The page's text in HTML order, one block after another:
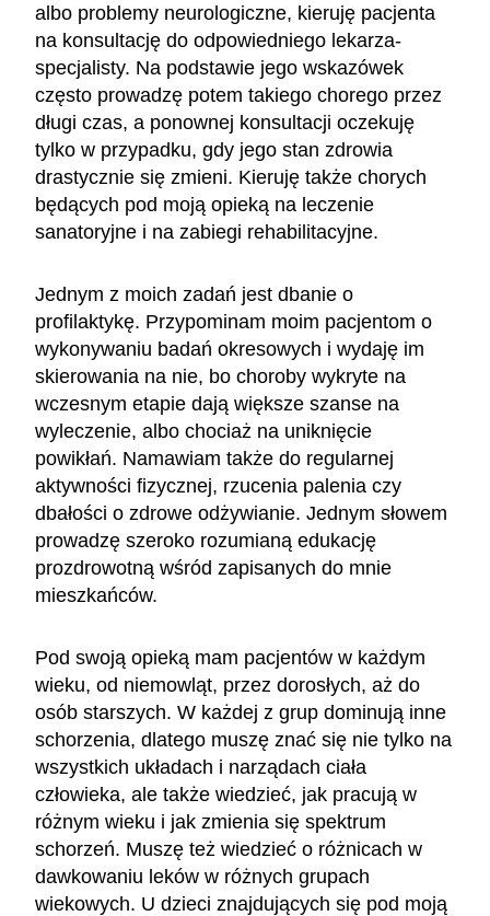
albo problemy neurologiczne, kieruję pacjenta
na konsultację do odpowiedniego lekarza-
specjalisty. Na podstawie jego wskazówek
często prowadzę potem takiego chorego przez
długi czas, a ponownej konsultacji oczekuję
tylko w przypadku, gdy jego stan zdrowia
drastycznie się zmieni. Kieruję także chorych
będących pod moją opieką na leczenie
sanatoryjne i na zabiegi rehabilitacyjne.
Jednym z moich zadań jest dbanie o
profilaktykę. Przypominam moim pacjentom o
wykonywaniu badań okresowych i wydaję im
skierowania na nie, bo choroby wykryte na
wczesnym etapie dają większe szanse na
wyleczenie, albo chociaż na uniknięcie
powikłań. Namawiam także do regularnej
aktywności fizycznej, rzucenia palenia czy
dbałości o zdrowe odżywianie. Jednym słowem
prowadzę szeroko rozumianą edukację
prozdrowotną wśród zapisanych do mnie
mieszkańców.
Pod swoją opieką mam pacjentów w każdym
wieku, od niemowląt, przez dorosłych, aż do
osób starszych. W każdej z grup dominują inne
schorzenia, dlatego muszę znać się nie tylko na
wszystkich układach i narządach ciała
człowieka, ale także wiedzieć, jak pracują w
różnym wieku i jak zmienia się spektrum
schorzeń. Muszę też wiedzieć o różnicach w
dawkowaniu leków w różnych grupach
wiekowych. U dzieci znajdujących się pod moją